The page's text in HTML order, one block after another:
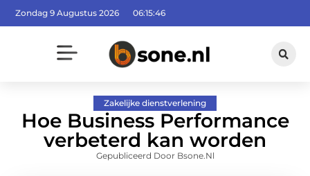
Zondag 9 Augustus 2026 06:15:47
Zakelijke dienstverlening
Hoe Business Performance
verbeterd kan worden
Gepubliceerd Door Bsone.nl